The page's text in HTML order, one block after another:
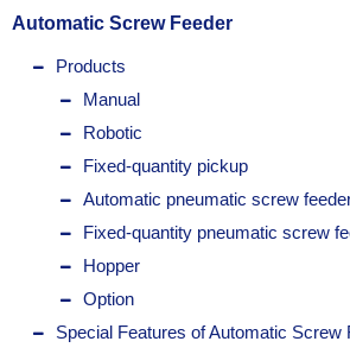
Automatic Screw Feeder
Products
Manual
Robotic
Fixed-quantity pickup
Automatic pneumatic screw
Fixed-quantity pneumatic screw
Hopper
Option
Special Features of Automatic Screw